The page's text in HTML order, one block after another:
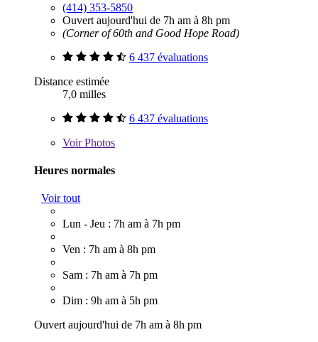
(414) 353-5850
Ouvert aujourd'hui de 7h am à 8h pm
(Corner of 60th and Good Hope Road)
6 437 évaluations
Distance estimée
7,0 milles
6 437 évaluations
VoirPhotos
Heures normales
Voir tout
Lun - Jeu : 7h am à 7h pm
Ven : 7h am à 8h pm
Sam : 7h am à 7h pm
Dim : 9h am à 5h pm
Ouvert aujourd'hui de 7h am à 8h pm